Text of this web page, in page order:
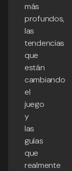
más
profundos,
las
tendencias
que
están
cambiando
el
juego
y
las
guías
que
realmente